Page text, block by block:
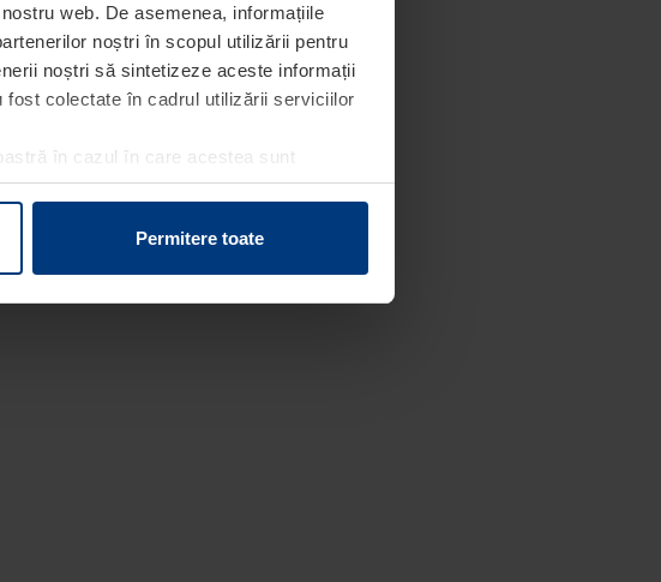
web. De asemenea, informațiile
noștri în scopul utilizării pentru
noștri să sintetizeze aceste informații
fost colectate în cadrul utilizării serviciilor
în cazul în care acestea sunt
nevoie de permisiunea
Permitere toate